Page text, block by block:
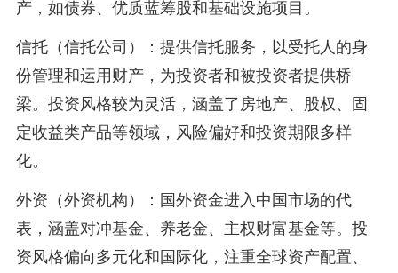
产，如债券、优质蓝筹股和基础设施项目。
信托（信托公司）：提供信托服务，以受托人的身
份管理和运用财产，为投资者和被投资者提供桥
梁。投资风格较为灵活，涵盖了房地产、股权、固
定收益类产品等领域，风险偏好和投资期限多样
化。
外资（外资机构）：国外资金进入中国市场的代
表，涵盖对冲基金、养老金、主权财富基金等。投
资风格偏向多元化和国际化，注重全球资产配置、